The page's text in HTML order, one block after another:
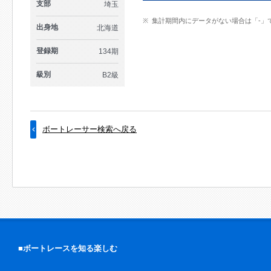
支部 埼玉
出身地 北海道
登録期 134期
級別 B2級
集計期間内にデータがない場合は「-」
ボートレーサー検索へ戻る
■ボートレースを知る楽しむ